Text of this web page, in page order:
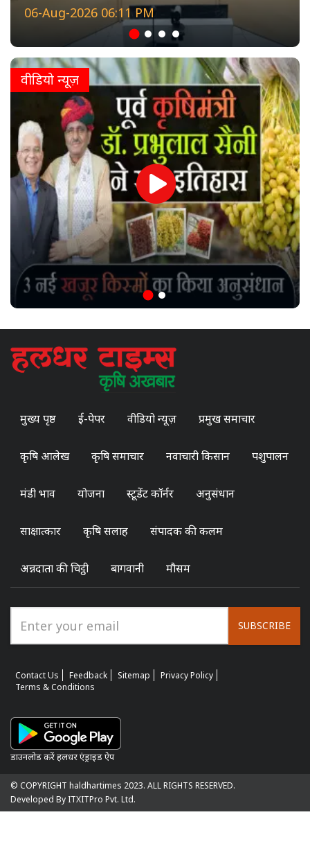
06-Aug-2026 06:11 PM
वीडियो न्यूज़
मुख्य पृष्ठ ई-पेपर वीडियो न्यूज़ प्रमुख समाचार
कृषि आलेख कृषि समाचार नवाचारी किसान पशुपालन
मंडी भाव योजना स्टूडेंट कॉर्नर अनुसंधान
साक्षात्कार कृषि सलाह संपादक की कलम
अन्नदाता की चिट्ठी बागवानी मौसम
SUBSCRIBE
Contact Us Feedback Sitemap
Privacy Policy
Terms & Conditions
डाउनलोड करें हलधर एंड्राइड ऐप
© COPYRIGHT haldhartimes 2023. ALL RIGHTS RESERVED.
Developed By ITXITPro Pvt. Ltd.